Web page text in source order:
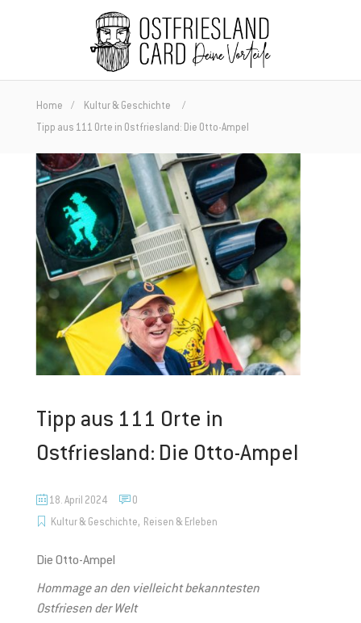
Home Kultur & Geschichte
Tipp aus 111 Orte in Ostfriesland: Die Otto-Ampel
Tipp aus 111 Orte in
Ostfriesland: Die Otto-Ampel
18. April 2024 0
Kultur & Geschichte, Reisen & Erleben
Die Otto-Ampel
Hommage an den vielleicht bekanntesten
Ostfriesen der Welt